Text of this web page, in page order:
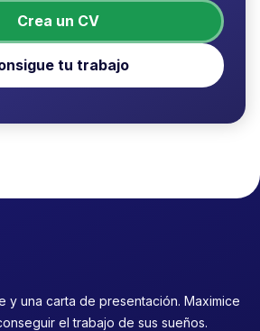
Crea un CV
tu trabajo
y una carta de presentación. Maximice
el trabajo de sus sueños.